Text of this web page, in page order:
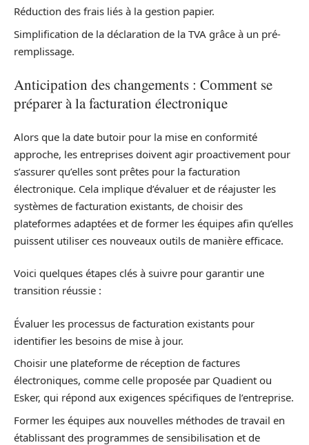
Réduction des frais liés à la gestion papier.
Simplification de la déclaration de la TVA grâce à un pré-
remplissage.
Anticipation des changements : Comment se
préparer à la facturation électronique
Alors que la date butoir pour la mise en conformité
approche, les entreprises doivent agir proactivement pour
s’assurer qu’elles sont prêtes pour la facturation
électronique. Cela implique d’évaluer et de réajuster les
systèmes de facturation existants, de choisir des
plateformes adaptées et de former les équipes afin qu’elles
puissent utiliser ces nouveaux outils de manière efficace.
Voici quelques étapes clés à suivre pour garantir une
transition réussie :
Évaluer les processus de facturation existants pour
identifier les besoins de mise à jour.
Choisir une plateforme de réception de factures
électroniques, comme celle proposée par Quadient ou
Esker, qui répond aux exigences spécifiques de l’entreprise.
Former les équipes aux nouvelles méthodes de travail en
établissant des programmes de sensibilisation et de